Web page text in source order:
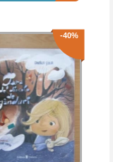
Baum - Vrajitorul din Oz
IN STOC
10,00Lei6,00Lei
-40%